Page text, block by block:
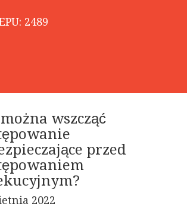
2489
wszcząć
przed
2022